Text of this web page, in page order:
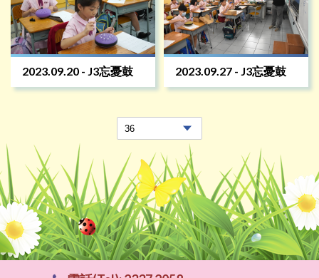
2023.09.20 - J3忘憂鼓 2023.09.27 - J3忘憂鼓